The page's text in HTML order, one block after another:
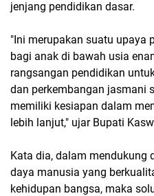
jenjang pendidikan dasar.
"Ini merupakan suatu upaya
bagi anak di bawah usia
rangsangan pendidikan
dan perkembangan jasmani
memiliki kesiapan dalam
lebih lanjut," ujar Bupati
Kata dia, dalam mendukung
daya manusia yang
kehidupan bangsa, maka